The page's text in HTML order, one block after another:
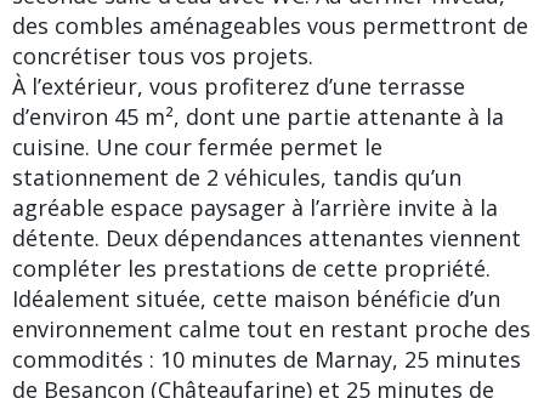
des combles aménageables vous permettront de
concrétiser tous vos projets.
À l’extérieur, vous profiterez d’une terrasse
d’environ 45 m², dont une partie attenante à la
cuisine. Une cour fermée permet le
stationnement de 2 véhicules, tandis qu’un
agréable espace paysager à l’arrière invite à la
détente. Deux dépendances attenantes viennent
compléter les prestations de cette propriété.
Idéalement située, cette maison bénéficie d’un
environnement calme tout en restant proche des
commodités : 10 minutes de Marnay, 25 minutes
de Besançon (Châteaufarine) et 25 minutes de